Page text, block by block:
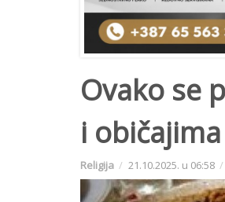
Ovako se
i običajima
Religija 21.10.2025. u 06:58